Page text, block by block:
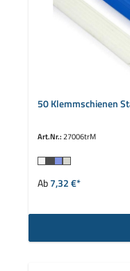
50 Klemmschienen
Art.Nr.:27006trM
Farbeauswählen
Ab7,32 €*